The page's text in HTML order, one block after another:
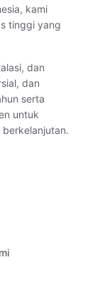
kami
tinggi yang
dan
dan
serta
untuk